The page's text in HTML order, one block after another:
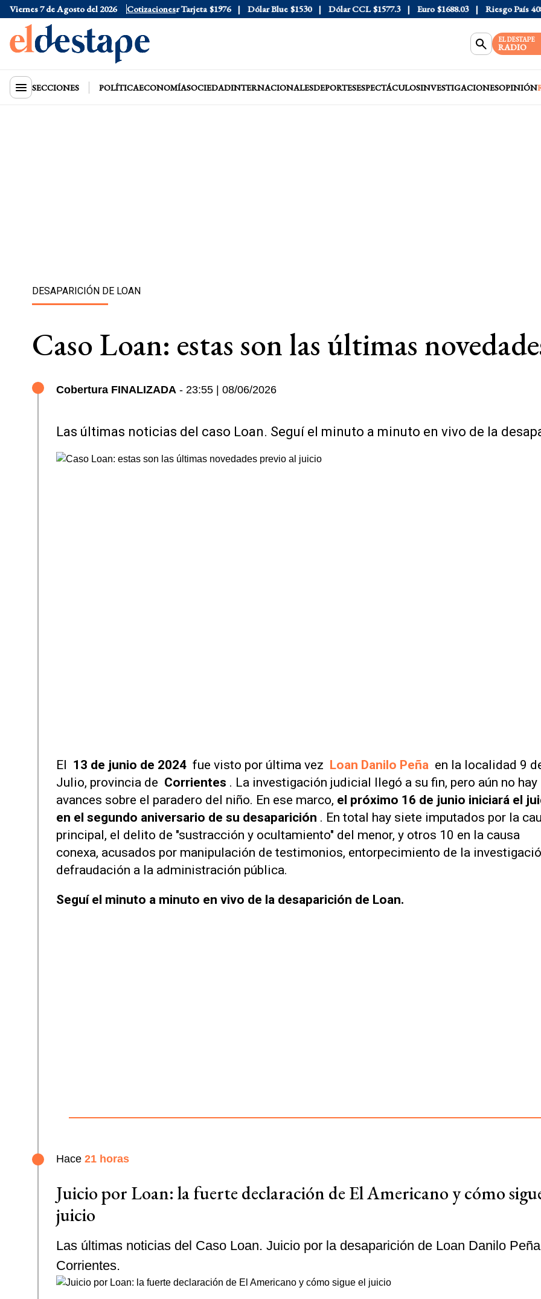
Viernes 7 de Agosto del 2026 Cotizaciones
Dólar Oficial $1520 Dólar Tarjeta $1976 Dólar Blue $1530 Dólar CCL $1577.3 Euro $1688.03 Riesgo País 408
EL DESTAPE
RADIO
SECCIONES POLÍTICAECONOMÍASOCIEDADINTERNACIONALESDEPORTESESPECTÁCULOSINVESTIGACIONESOPINIÓN
DESAPARICIÓN DE LOAN
Caso Loan: estas son las últimas
Cobertura FINALIZADA - 23:55 | 08/06/2026
Las últimas noticias del caso Loan. Seguí el minuto a minuto en vivo de la
El 13 de junio de 2024 fue visto por última vez Loan Danilo Peña en la localidad 9
Julio, provincia de Corrientes . La investigación judicial llegó a su fin, pero aún no hay
avances sobre el paradero del niño. En ese marco, el próximo 16 de junio iniciará el
en el segundo aniversario de su desaparición . En total hay siete imputados por la
principal, el delito de "sustracción y ocultamiento" del menor, y otros 10 en la causa
conexa, acusados ​​por manipulación de testimonios, entorpecimiento de la
defraudación a la administración pública.
Seguí el minuto a minuto en vivo de la desaparición de Loan.
Hace 21 horas
Juicio por Loan: la fuerte declaración de El Americano y cómo
juicio
Las últimas noticias del Caso Loan. Juicio por la desaparición de Loan Danilo
Corrientes.